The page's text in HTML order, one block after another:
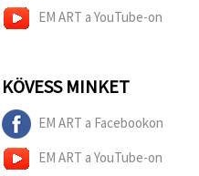
EM ART a YouTube-on
KÖVESS MINKET
EM ART a Facebookon
EM ART a YouTube-on